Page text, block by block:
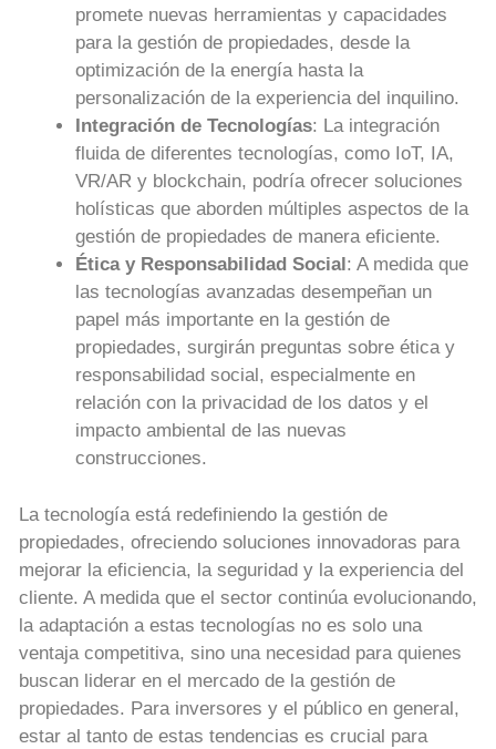
promete nuevas herramientas y capacidades
para la gestión de propiedades, desde la
optimización de la energía hasta la
personalización de la experiencia del inquilino.
Integración de Tecnologías: La integración
fluida de diferentes tecnologías, como IoT, IA,
VR/AR y blockchain, podría ofrecer soluciones
holísticas que aborden múltiples aspectos de la
gestión de propiedades de manera eficiente.
Ética y Responsabilidad Social: A medida que
las tecnologías avanzadas desempeñan un
papel más importante en la gestión de
propiedades, surgirán preguntas sobre ética y
responsabilidad social, especialmente en
relación con la privacidad de los datos y el
impacto ambiental de las nuevas
construcciones.
La tecnología está redefiniendo la gestión de
propiedades, ofreciendo soluciones innovadoras para
mejorar la eficiencia, la seguridad y la experiencia del
cliente. A medida que el sector continúa evolucionando,
la adaptación a estas tecnologías no es solo una
ventaja competitiva, sino una necesidad para quienes
buscan liderar en el mercado de la gestión de
propiedades. Para inversores y el público en general,
estar al tanto de estas tendencias es crucial para